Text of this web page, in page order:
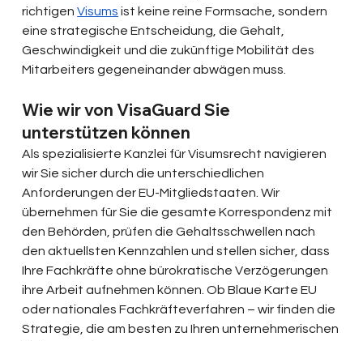
richtigen Visums ist keine reine Formsache, sondern
eine strategische Entscheidung, die Gehalt,
Geschwindigkeit und die zukünftige Mobilität des
Mitarbeiters gegeneinander abwägen muss.
Wie wir von VisaGuard Sie
unterstützen können
Als spezialisierte Kanzlei für Visumsrecht navigieren
wir Sie sicher durch die unterschiedlichen
Anforderungen der EU-Mitgliedstaaten. Wir
übernehmen für Sie die gesamte Korrespondenz mit
den Behörden, prüfen die Gehaltsschwellen nach
den aktuellsten Kennzahlen und stellen sicher, dass
Ihre Fachkräfte ohne bürokratische Verzögerungen
ihre Arbeit aufnehmen können. Ob Blaue Karte EU
oder nationales Fachkräfteverfahren – wir finden die
Strategie, die am besten zu Ihren unternehmerischen